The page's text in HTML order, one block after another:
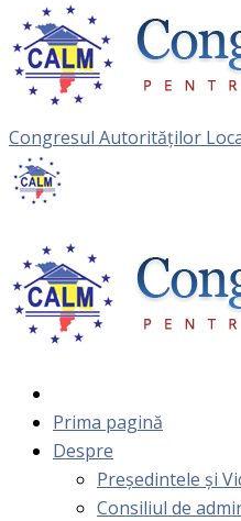
Congresul Autorităţilor
Prima pagină
Despre
Președintele și
Consiliul de